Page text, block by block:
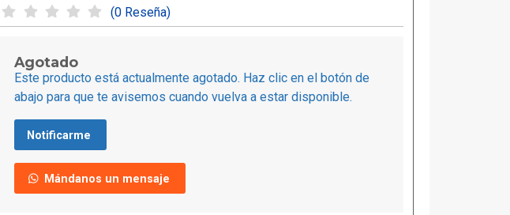
(0 Reseña)
Agotado
Este producto está actualmente agotado. Haz clic en el botón de
abajo para que te avisemos cuando vuelva a estar disponible.
Notificarme
Mándanos un mensaje